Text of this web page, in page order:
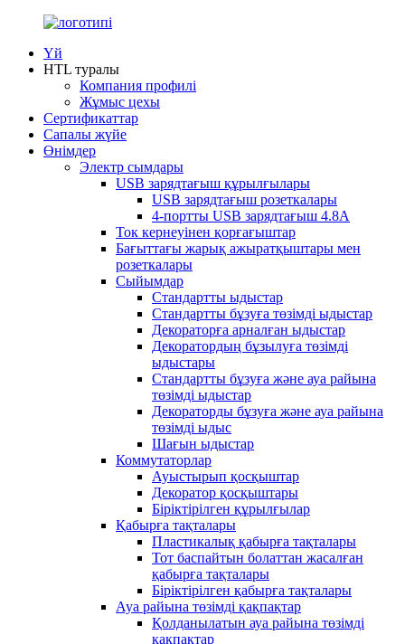
Үй
HTL туралы
Компания профилі
Жұмыс цехы
Сертификаттар
Сапалы жүйе
Өнімдер
Электр сымдары
USB зарядтағыш құрылғылары
USB зарядтағыш розеткалары
4-портты USB зарядтағыш 4.8A
Ток кернеуінен қорғағыштар
Бағыттағы жарық ажыратқыштары мен
розеткалары
Сыйымдар
Стандартты ыдыстар
Стандартты бұзуға төзімді ыдыстар
Декораторға арналған ыдыстар
Декоратордың бұзылуға төзімді
ыдыстары
Стандартты бұзуға және ауа райына
төзімді ыдыстар
Декораторды бұзуға және ауа райына
төзімді ыдыс
Шағын ыдыстар
Коммутаторлар
Ауыстырып қосқыштар
Декоратор қосқыштары
Біріктірілген құрылғылар
Қабырға тақталары
Пластикалық қабырға тақталары
Тот баспайтын болаттан жасалған
қабырға тақталары
Біріктірілген қабырға тақталары
Ауа райына төзімді қақпақтар
Қолданылатын ауа райына төзімді
қақпақтар